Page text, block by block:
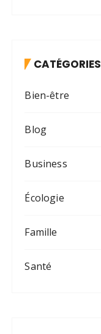
CATÉGORIES
Bien-être
Blog
Business
Écologie
Famille
Santé